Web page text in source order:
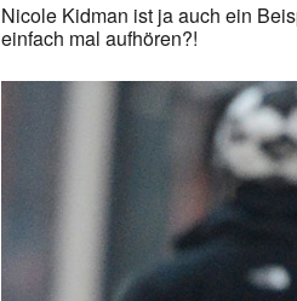
Nicole Kidman ist ja auch ein
einfach mal aufhören?!